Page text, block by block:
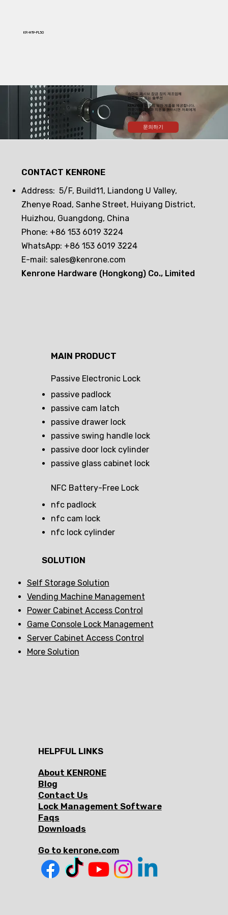
KR-M19-PL50
스마트 패시브 잠금 장치 제조업체
신뢰할 수 있는 솔루션
KERONG은 고도의 보안 제품을 제공합니다.
전문가의 조언과 지원을 원하시면 저희에게
문의하세요!
문의하기
CONTACT KENRONE
Address: 5/F, Build11, Liandong U Valley,
Zhenye Road, Sanhe Street, Huiyang District,
Huizhou, Guangdong, China
Phone: +86 153 6019 3224
WhatsApp: +86 153 6019 3224
E-mail: sales@kenrone.com
Kenrone Hardware (Hongkong) Co., Limited
MAIN PRODUCT
Passive Electronic Lock
passive padlock
passive cam latch
passive drawer lock
passive swing handle lock
passive door lock cylinder
passive glass cabinet lock
NFC Battery-Free Lock
nfc padlock
nfc cam lock
nfc lock cylinder
SOLUTION
Self Storage Solution
Vending Machine Management
Power Cabinet Access Control
Game Console Lock Management
Server Cabinet Access Control
More Solution
HELPFUL LINKS
About KENRONE
Blog
Contact Us
Lock Management Software
Faqs
Downloads
Go to kenrone.com